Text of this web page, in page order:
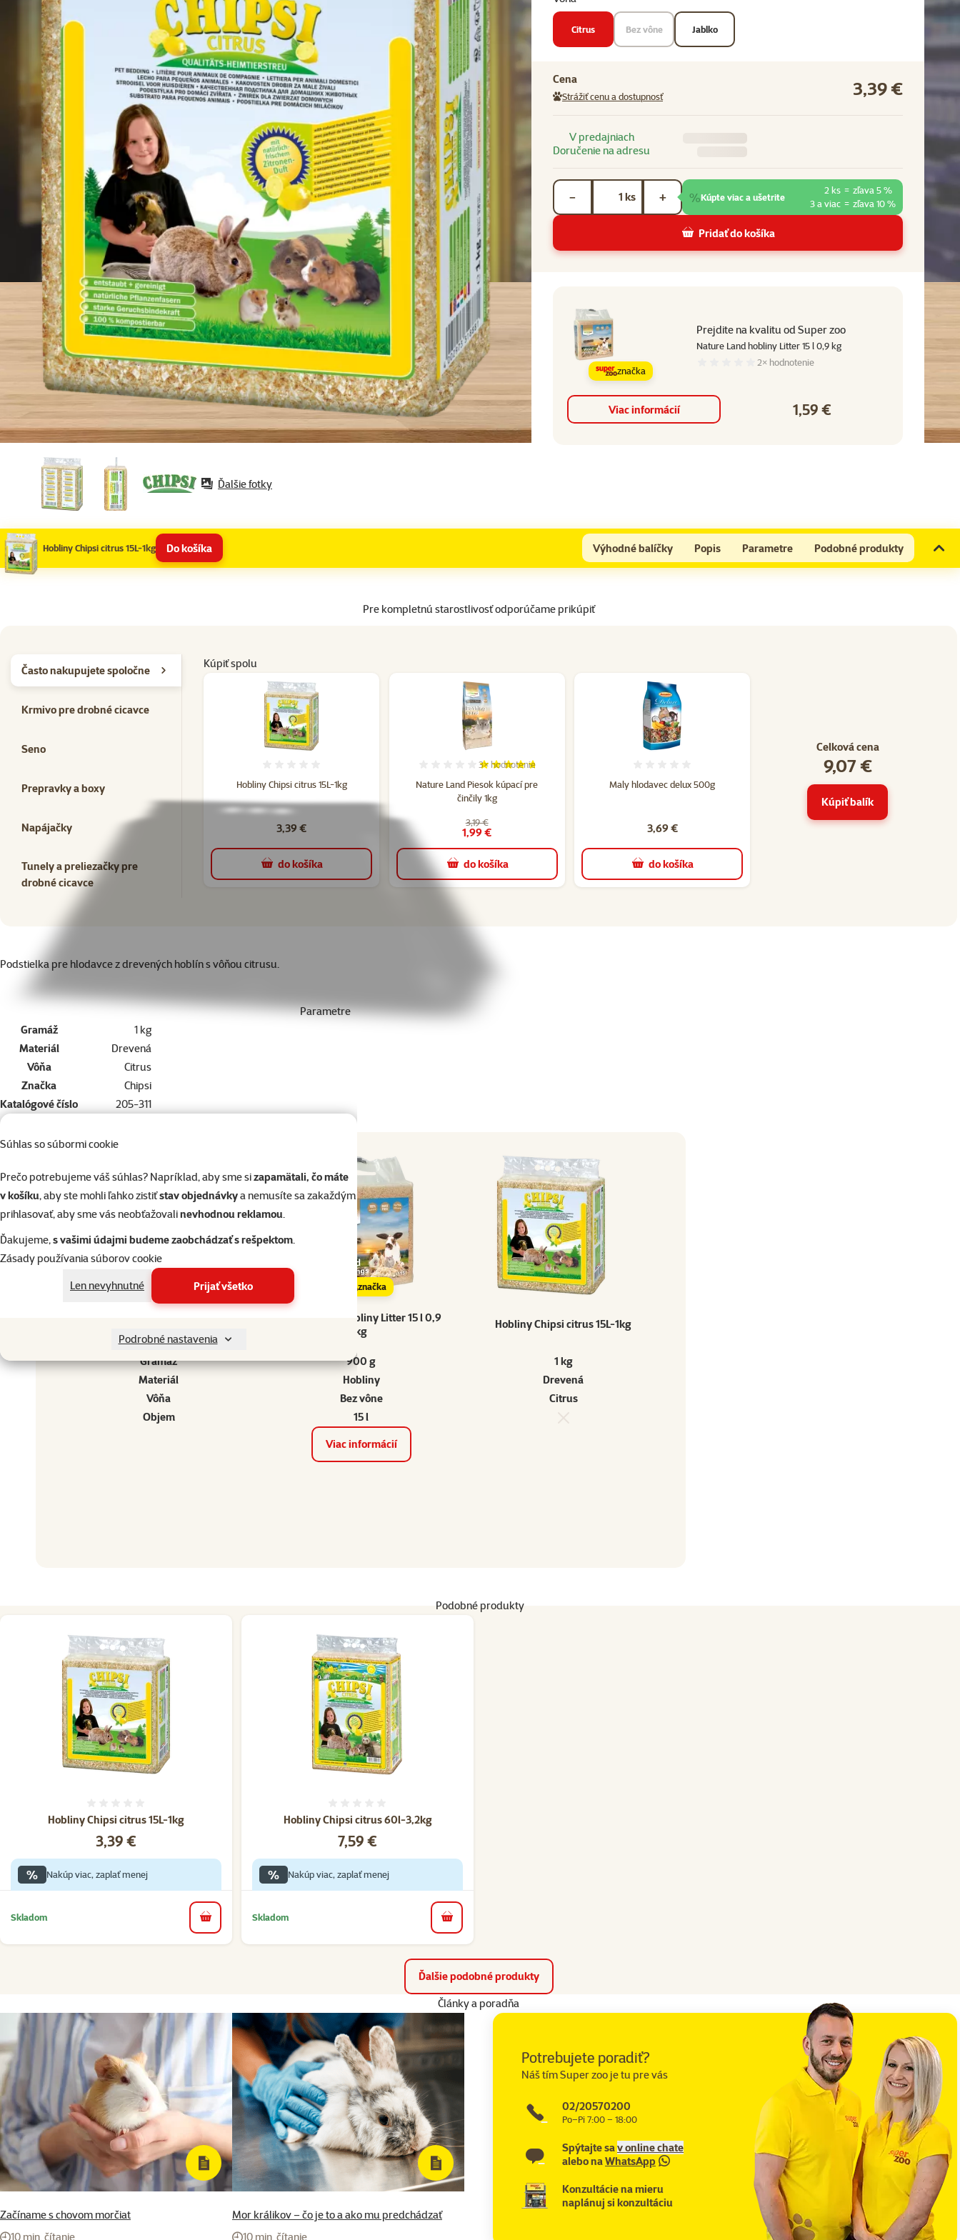
Súhlas so súbormi cookie
Prečo potrebujeme váš súhlas? Napríklad, aby sme sizapamätali, čo máte
v košíku, aby ste mohli ľahko zistiťstav objednávkya nemusíte sa zakaždým
prihlasovať, aby sme vás neobťažovalinevhodnou reklamou.
Ďakujeme,s vašimi údajmi budeme zaobchádzať s rešpektom.
Zásady používania súborov cookie
Len nevyhnutné
Prijať všetko
Podrobné nastavenia
Citrus Bez vône Jablko
Cena
Strážiť cenu a dostupnosť 3,39 €
V predajniach
Doručenie na adresu
ks
− + %Kúpte viac a ušetrite
2 ks = zľava 5 %
3 a viac = zľava 10 %
Pridať do košíka
Prejdite na kvalitu od Super zoo
Nature Land hobliny Litter 15 l 0,9 kg​
značka Hodnotenie 0%, počet hodnotení: 2
2× hodnotenie
Viac informácií Cena
1,59 €
Ďalšie fotky
Hobliny Chipsi citrus 15L-1kg Do košíka Výhodné balíčky Popis Parametre Podobné produkty
Pre kompletnú starostlivosť odporúčame prikúpiť
Často nakupujete spoločne
Krmivo pre drobné cicavce
Seno
Prepravky a boxy
Napájačky
Tunely a preliezačky pre
drobné cicavce
Kúpiť spolu
Hobliny Chipsi citrus 15L-1kg
3,39 €
do košíka
Nature Land Piesok kúpací pre
činčily 1kg
Hodnotenie 93%, počet hodnotení: 3
3× hodnotenie
3,19 €
1,99 €
do košíka
Maly hlodavec delux 500g
3,69 €
do košíka
Celková cena
9,07 €
Kúpiť balík
superzoo.product.detail.content
Podstielka pre hlodavce z drevených hoblín s vôňou citrusu.
Parametre
Gramáž
1 kg
Materiál
Drevená
Vôňa
Citrus
Značka
Chipsi
Katalógové číslo
205-311
Vyberte si kvalitu od Super zoo
Produkt
Doprajte vášmu miláčikovi to najlepšie
Vyberte si kvalitu od Super zoo
značka
Nature Land hobliny Litter 15 l 0,9
kg​
Hobliny Chipsi citrus 15L-1kg
Gramáž 900 g
1 kg
Materiál
Hobliny
Drevená
Vôňa
Bez vône
Citrus
Objem
15 l
Viac informácií
Podobné produkty
Hobliny Chipsi citrus 15L-1kg
Cena
3,39 €
% Nakúp viac, zaplať menej
Skladom do košíka
Hobliny Chipsi citrus 60l-3,2kg
Cena
7,59 €
% Nakúp viac, zaplať menej
Skladom do košíka
Ďalšie podobné produkty
Články a poradňa
Potrebujete poradiť?
Náš tím Super zoo je tu pre vás
02/20570200
Po–Pi 7:00 – 18:00
Spýtajte sav online chate
alebo naWhatsApp
Konzultácie na mieru
naplánuj si konzultáciu
Začíname s chovom morčiat
10 min. čítanie
Mor králikov – čo je to a ako mu predchádzať
10 min. čítanie